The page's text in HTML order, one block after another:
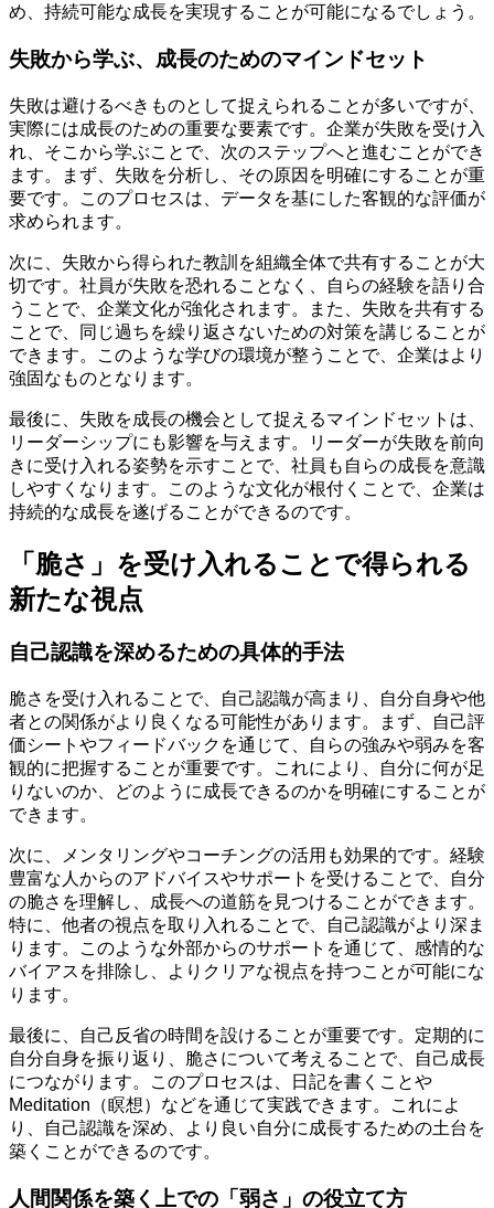
め、持続可能な成長を実現することが可能になるでしょう。
失敗から学ぶ、成長のためのマインドセット
失敗は避けるべきものとして捉えられることが多いですが、
実際には成長のための重要な要素です。企業が失敗を受け入
れ、そこから学ぶことで、次のステップへと進むことができ
ます。まず、失敗を分析し、その原因を明確にすることが重
要です。このプロセスは、データを基にした客観的な評価が
求められます。
次に、失敗から得られた教訓を組織全体で共有することが大
切です。社員が失敗を恐れることなく、自らの経験を語り合
うことで、企業文化が強化されます。また、失敗を共有する
ことで、同じ過ちを繰り返さないための対策を講じることが
できます。このような学びの環境が整うことで、企業はより
強固なものとなります。
最後に、失敗を成長の機会として捉えるマインドセットは、
リーダーシップにも影響を与えます。リーダーが失敗を前向
きに受け入れる姿勢を示すことで、社員も自らの成長を意識
しやすくなります。このような文化が根付くことで、企業は
持続的な成長を遂げることができるのです。
「脆さ」を受け入れることで得られる
新たな視点
自己認識を深めるための具体的手法
脆さを受け入れることで、自己認識が高まり、自分自身や他
者との関係がより良くなる可能性があります。まず、自己評
価シートやフィードバックを通じて、自らの強みや弱みを客
観的に把握することが重要です。これにより、自分に何が足
りないのか、どのように成長できるのかを明確にすることが
できます。
次に、メンタリングやコーチングの活用も効果的です。経験
豊富な人からのアドバイスやサポートを受けることで、自分
の脆さを理解し、成長への道筋を見つけることができます。
特に、他者の視点を取り入れることで、自己認識がより深ま
ります。このような外部からのサポートを通じて、感情的な
バイアスを排除し、よりクリアな視点を持つことが可能にな
ります。
最後に、自己反省の時間を設けることが重要です。定期的に
自分自身を振り返り、脆さについて考えることで、自己成長
につながります。このプロセスは、日記を書くことや
Meditation（瞑想）などを通じて実践できます。これによ
り、自己認識を深め、より良い自分に成長するための土台を
築くことができるのです。
人間関係を築く上での「弱さ」の役立て方